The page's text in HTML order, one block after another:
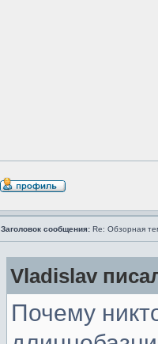
Заголовок сообщения: Re: Обзорная
Vladislav
Почему